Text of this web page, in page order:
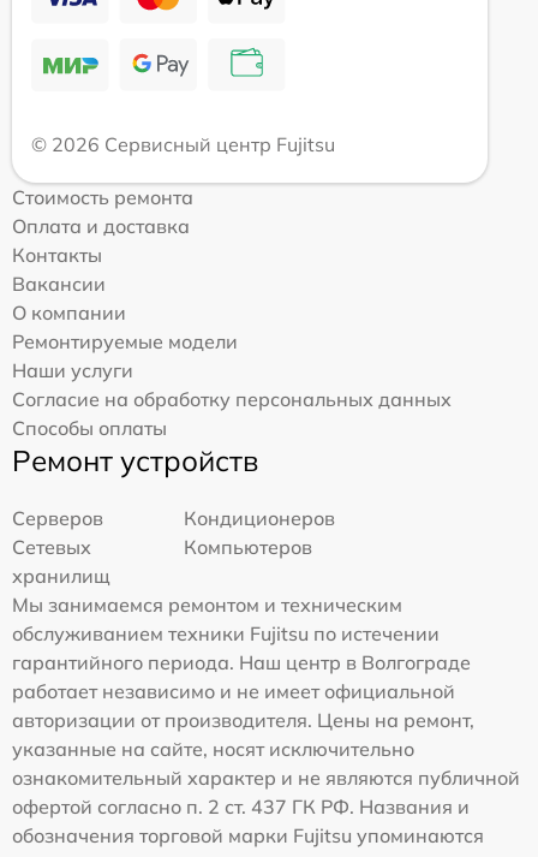
© 2026 Сервисный центр Fujitsu
Стоимость ремонта
Оплата и доставка
Контакты
Вакансии
О компании
Ремонтируемые модели
Наши услуги
Согласие на обработку персональных данных
Способы оплаты
Ремонт устройств
Серверов
Кондиционеров
Сетевых
хранилищ
Компьютеров
Мы занимаемся ремонтом и техническим
обслуживанием техники Fujitsu по истечении
гарантийного периода. Наш центр в Волгограде
работает независимо и не имеет официальной
авторизации от производителя. Цены на ремонт,
указанные на сайте, носят исключительно
ознакомительный характер и не являются публичной
офертой согласно п. 2 ст. 437 ГК РФ. Названия и
обозначения торговой марки Fujitsu упоминаются